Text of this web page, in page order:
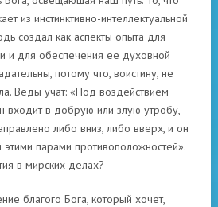
из инстинктивно-интеллектуальной
создал как аспекты опыта для
и для обеспечения ее духовной
потому что, воистину, не
Веды учат: «Под воздействием
входит в добрую или злую утробу,
либо вниз, либо вверх, и он
парами противоположностей».
в мирских делах?
благого Бога, который хочет,